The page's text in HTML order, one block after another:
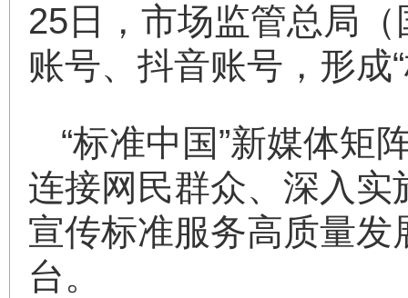
25日，市场监管总局
账号、抖音账号，形成
“标准中国”新媒体矩
连接网民群众、深入
宣传标准服务高质量
台。